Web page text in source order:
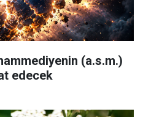
(a.s.m.)
edecek